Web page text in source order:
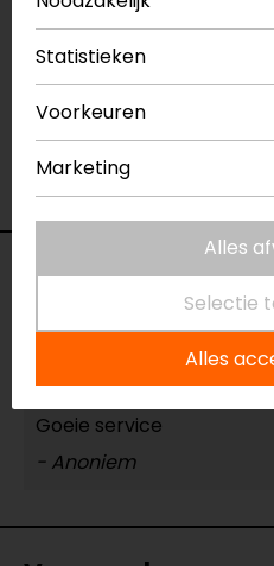
Specificaties
Everest Down
Merk
Klan-e
Kleur
Donkerblauw
Reviews (1)
17-02-2026
Goeie service
- Anoniem
Statistieken
Voorkeuren
Marketing
Alles
Selectie
Alles